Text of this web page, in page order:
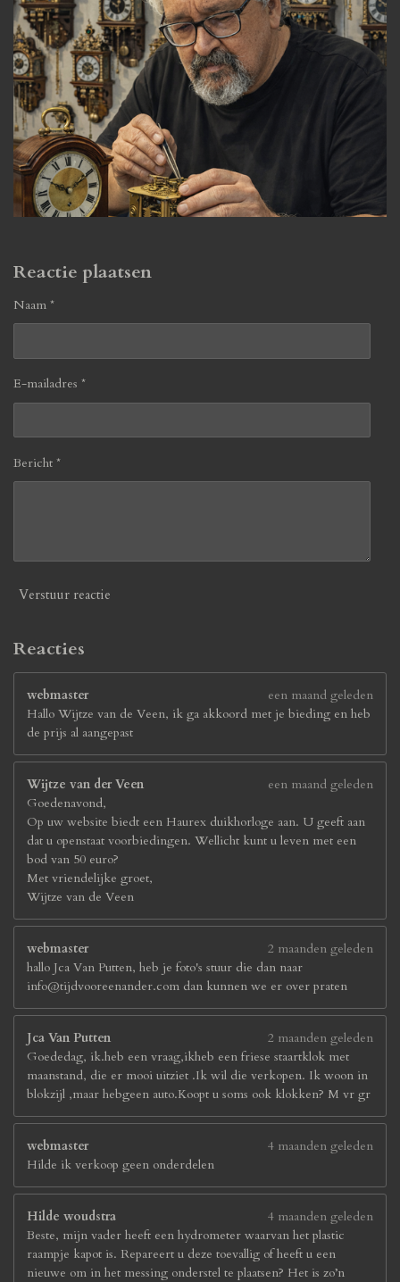
Reactie plaatsen
Naam *
E-mailadres *
Bericht *
Verstuur reactie
Reacties
webmaster
een maand geleden
Hallo Wijtze van de Veen, ik ga akkoord met je bieding en heb
de prijs al aangepast
Wijtze van der Veen
een maand geleden
Goedenavond,
Op uw website biedt een Haurex duikhorloge aan. U geeft aan
dat u openstaat voorbiedingen. Wellicht kunt u leven met een
bod van 50 euro?
Met vriendelijke groet,
Wijtze van de Veen
webmaster
2 maanden geleden
hallo Jca Van Putten, heb je foto's stuur die dan naar
info@tijdvooreenander.com dan kunnen we er over praten
Jca Van Putten
2 maanden geleden
Goededag, ik.heb een vraag,ikheb een friese staartklok met
maanstand, die er mooi uitziet .Ik wil die verkopen. Ik woon in
blokzijl ,maar hebgeen auto.Koopt u soms ook klokken? M vr gr
webmaster
4 maanden geleden
Hilde ik verkoop geen onderdelen
Hilde woudstra
4 maanden geleden
Beste, mijn vader heeft een hydrometer waarvan het plastic
raampje kapot is. Repareert u deze toevallig of heeft u een
nieuwe om in het messing onderstel te plaatsen? Het is zo’n